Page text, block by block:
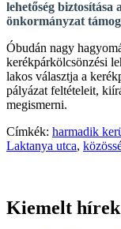
lehetőség biztosítása
önkormányzat
Óbudán nagy
kerékpárkölcsönzési
lakos választja a
pályázat feltételeit,
megismerni.
Címkék: harmadik
Laktanya utca,
Kiemelt hírek